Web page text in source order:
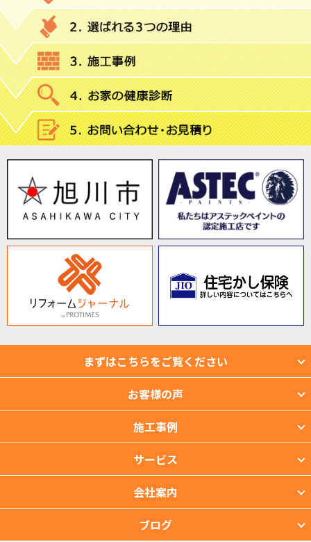
まずはこちらをご覧ください
お客様の声
施工事例
サービス
会社案内
ブログ